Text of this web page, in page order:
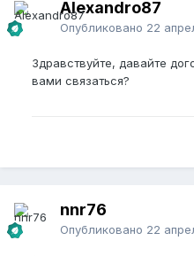
Alexandro87
Опубликовано 22
Здравствуйте, давайте
вами связаться?
nnr76
Опубликовано 22